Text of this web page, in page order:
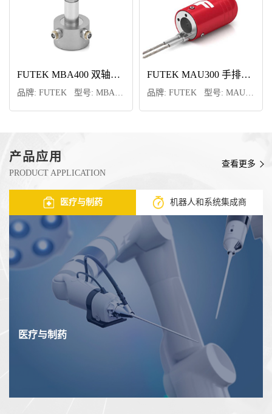
FUTEK MBA400 双轴力传感器 FUTEK MAU300 手排挡力传感器
FUTEK TRS605 动态扭矩传感器
品牌: FUTEK 型号: TRS605
FUTEK TFF325 法兰式静态扭矩传感器
品牌: FUTEK 型号: TFF325
FUTEK MTA505 推力和扭矩多轴力传感器 FUTEK MTA500 推力和扭矩多轴力传感器
品牌: FUTEK 型号: MTA500
FUTEK MAU300 手排挡力传感器
产品应用
PRODUCT APPLICATION
查看更多
医疗与制药 机器人和系统集成商
医疗与制药